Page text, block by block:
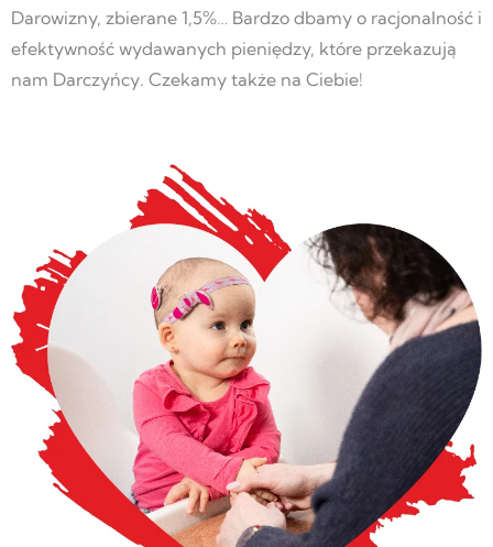
Darowizny, zbierane 1,5%… Bardzo dbamy o racjonalność i
efektywność wydawanych pieniędzy, które przekazują
nam Darczyńcy. Czekamy także na Ciebie!